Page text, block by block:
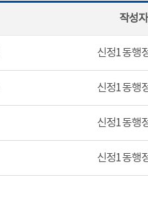
작성자
신정1동행
신정1동행
신정1동행
신정1동행